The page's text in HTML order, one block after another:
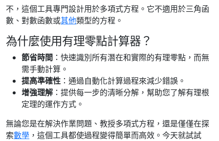
不，這個工具專門設計用於多項式方程。它不適用於三角函
數、對數函數或其他類型的方程。
為什麼使用有理零點計算器？
節省時間 ：快速識別所有潛在和實際的有理零點，而無
需手動計算。
提高準確性 ：通過自動化計算過程來減少錯誤。
增強理解 ：提供每一步的清晰分解，幫助您了解有理根
定理的運作方式。
無論您是在解決作業問題、教授多項式方程，還是僅僅在探
索數學 ，這個工具都使過程變得簡單而高效。今天就試試